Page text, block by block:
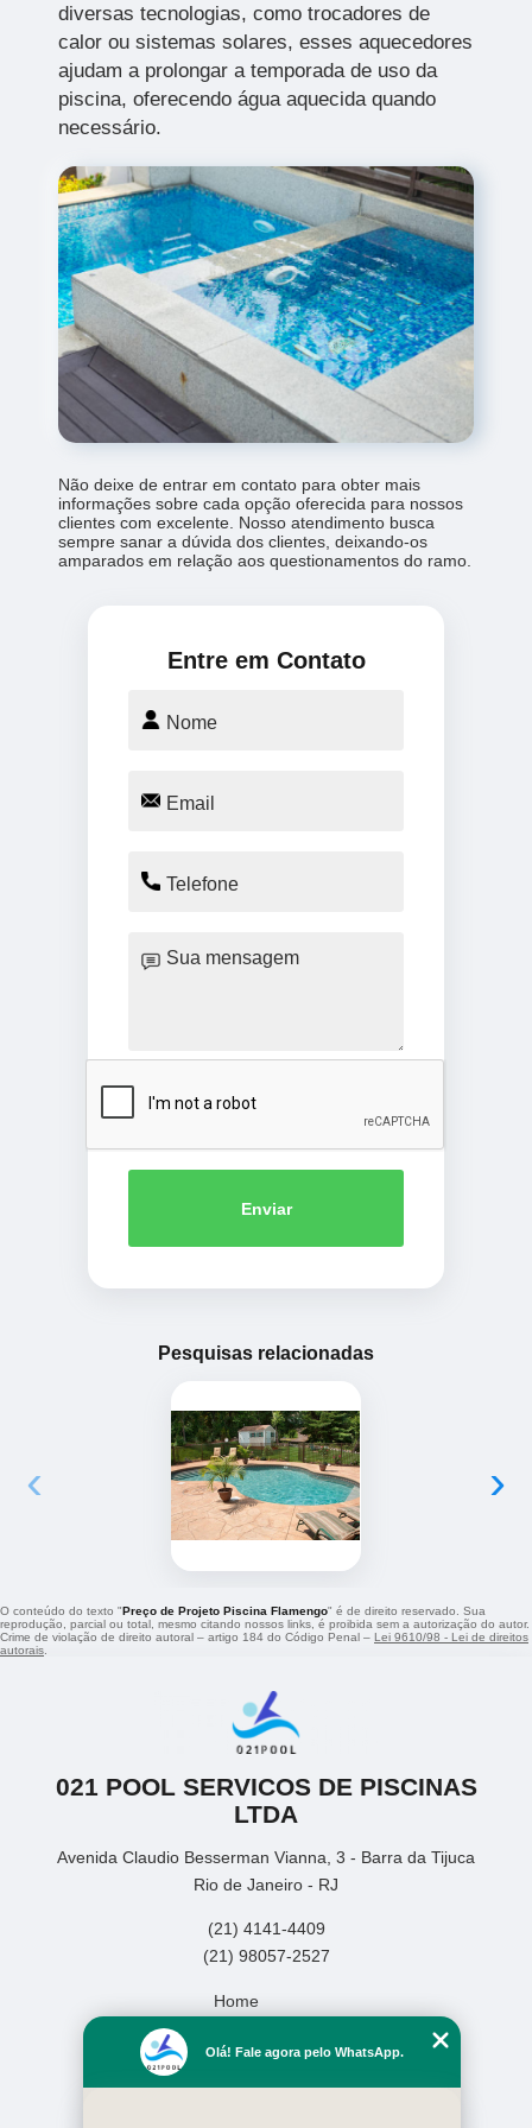
diversas tecnologias, como trocadores de
calor ou sistemas solares, esses aquecedores
ajudam a prolongar a temporada de uso da
piscina, oferecendo água aquecida quando
necessário.
Não deixe de entrar em contato para obter mais
informações sobre cada opção oferecida para nossos
clientes com excelente. Nosso atendimento busca
sempre sanar a dúvida dos clientes, deixando-os
amparados em relação aos questionamentos do ramo.
Entre em Contato
Enviar
Pesquisas relacionadas
‹ ›
O conteúdo do texto "Preço de Projeto Piscina Flamengo" é de direito reservado. Sua
reprodução, parcial ou total, mesmo citando nossos links, é proibida sem a autorização do autor.
Crime de violação de direito autoral – artigo 184 do Código Penal – Lei 9610/98 - Lei de direitos
autorais
021 POOL SERVICOS DE PISCINAS
LTDA
Avenida Claudio Besserman Vianna, 3 - Barra da Tijuca
Rio de Janeiro - RJ
(21) 4141-4409
(21) 98057-2527
Home
Missão
Serviços
Olá! Fale agora pelo WhatsApp.